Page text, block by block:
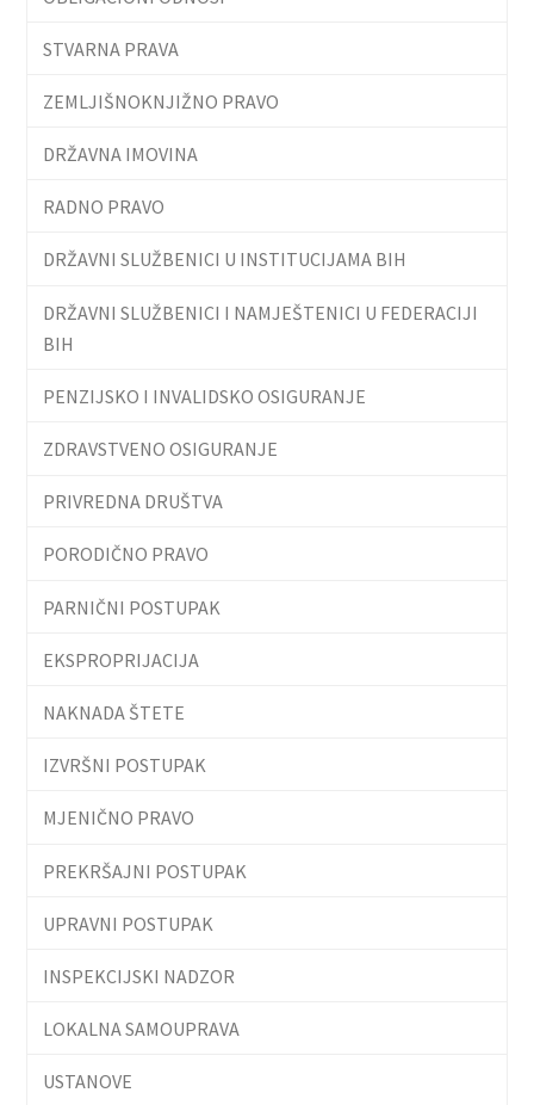
STVARNA PRAVA
ZEMLJIŠNOKNJIŽNO PRAVO
DRŽAVNA IMOVINA
RADNO PRAVO
DRŽAVNI SLUŽBENICI U INSTITUCIJAMA BIH
DRŽAVNI SLUŽBENICI I NAMJEŠTENICI U FEDERACIJI
BIH
PENZIJSKO I INVALIDSKO OSIGURANJE
ZDRAVSTVENO OSIGURANJE
PRIVREDNA DRUŠTVA
PORODIČNO PRAVO
PARNIČNI POSTUPAK
EKSPROPRIJACIJA
NAKNADA ŠTETE
IZVRŠNI POSTUPAK
MJENIČNO PRAVO
PREKRŠAJNI POSTUPAK
UPRAVNI POSTUPAK
INSPEKCIJSKI NADZOR
LOKALNA SAMOUPRAVA
USTANOVE